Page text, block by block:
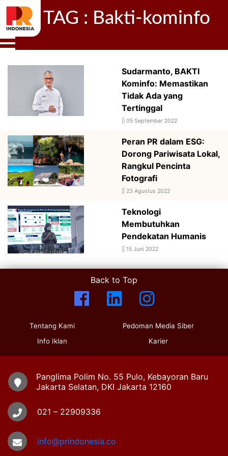
TAG : Bakti-kominfo
Sudarmanto, BAKTI
Kominfo: Memastikan
Tidak Ada yang
Tertinggal
05 September 2022
Peran PR dalam ESG:
Dorong Pariwisata Lokal,
Rangkul Pencinta
Fotografi
23 Agustus 2022
Teknologi
Membutuhkan
Pendekatan Humanis
15 Juni 2022
Back to Top
Tentang Kami
Info Iklan
Pedoman Media Siber
Karier
Panglima Polim No. 55 Pulo, Kebayoran Baru
Jakarta Selatan, DKI Jakarta 12160
021 – 22909336
info@prindonesia.co